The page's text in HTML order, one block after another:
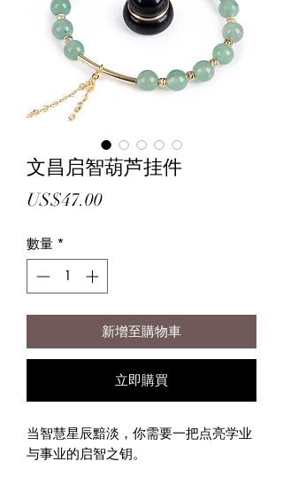
文昌启智葫芦挂件
US$47.00價
數量 *
新增至購物車
立即購買
当智慧星辰黯淡，你需要一把点亮学业
与事业的启智之钥。